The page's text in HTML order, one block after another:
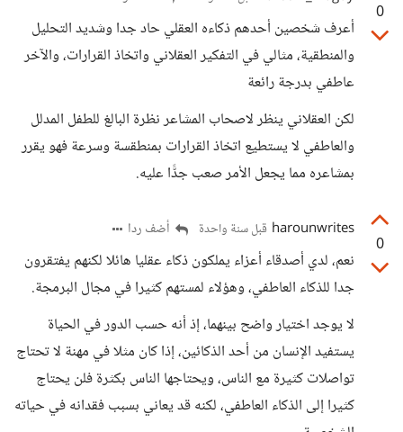
0
أعرف شخصين أحدهم ذكاءه العقلي حاد جدا وشديد التحليل
والمنطقية، مثالي في التفكير العقلاني واتخاذ القرارات، والآخر
عاطفي بدرجة رائعة
لكن العقلاني ينظر لاصحاب المشاعر نظرة البالغ للطفل المدلل
والعاطفي لا يستطيع اتخاذ القرارات بمنطقسة وسرعة فهو يقرر
بمشاعره مما يجعل الأمر صعب جدًّا عليه.
0
harounwrites قبل سنة واحدة أضف ردا
نعم، لدي أصدقاء أعزاء يملكون ذكاء عقليا هائلا لكنهم يفتقرون
جدا للذكاء العاطفي، وهؤلاء لمستهم كثيرا في مجال البرمجة.
لا يوجد اختيار واضح بينهما، إذ أنه حسب الدور في الحياة
يستفيد الإنسان من أحد الذكائين، إذا كان مثلا في مهنة لا تحتاج
تواصلات كثيرة مع الناس، ويحتاجها الناس بكثرة فلن يحتاج
كثيرا إلى الذكاء العاطفي، لكنه قد يعاني بسبب فقدانه في حياته